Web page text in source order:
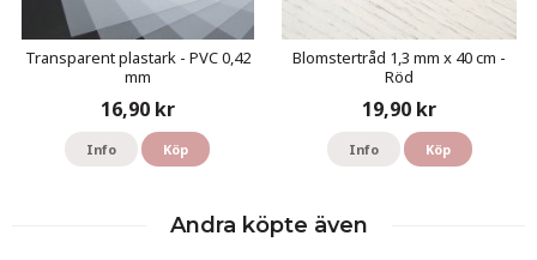
Transparent plastark - PVC 0,42
mm
16,90 kr
Info Köp
Blomstertråd 1,3 mm x 40 cm -
Röd
19,90 kr
Info Köp
Andra köpte även